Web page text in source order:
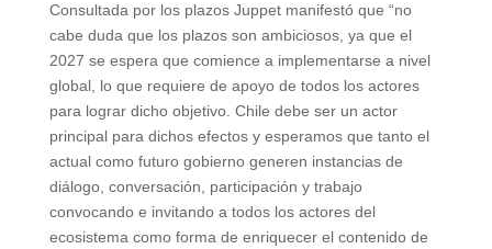
Consultada por los plazos Juppet manifestó que “no
cabe duda que los plazos son ambiciosos, ya que el
2027 se espera que comience a implementarse a nivel
global, lo que requiere de apoyo de todos los actores
para lograr dicho objetivo. Chile debe ser un actor
principal para dichos efectos y esperamos que tanto el
actual como futuro gobierno generen instancias de
diálogo, conversación, participación y trabajo
convocando e invitando a todos los actores del
ecosistema como forma de enriquecer el contenido de